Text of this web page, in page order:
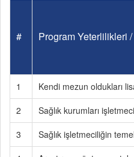
# Program Yeterlilikleri /
1
Kendi mezun oldukları
2
Sağlık kurumları
3
Sağlık işletmeciliğin